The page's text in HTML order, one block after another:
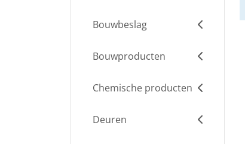
Bouwbeslag
Bouwproducten
Chemische producten
Deuren